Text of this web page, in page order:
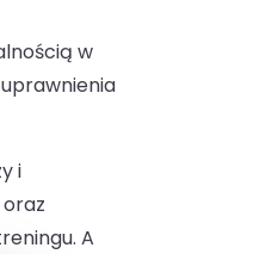
w
i
A